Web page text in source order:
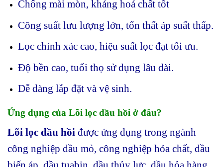
Chống mài mòn, kháng hoá chất tốt
Công suất lưu lượng lớn, tổn thất áp suất thấp.
Lọc chính xác cao, hiệu suất lọc đạt tối ưu.
Độ bền cao, tuổi thọ sử dụng lâu dài.
Dễ dàng lắp đặt và vệ sinh.
Ứng dụng của Lõi lọc dầu hồi ở đâu?
Lõi lọc dầu hồi được ứng dụng trong ngành
công nghiệp dầu mỏ, công nghiệp hóa chất, dầu
biến áp, dầu tuabin, dầu thủy lực, dầu hỏa hàng